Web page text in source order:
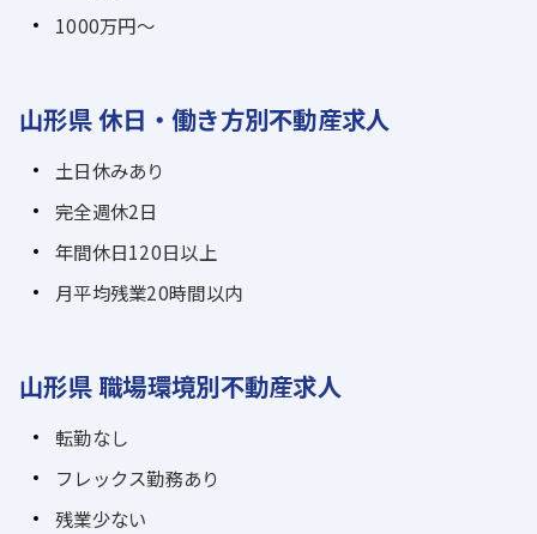
1000万円～
山形県 休日・働き方別不動産求人
土日休みあり
完全週休2日
年間休日120日以上
月平均残業20時間以内
山形県 職場環境別不動産求人
転勤なし
フレックス勤務あり
残業少ない